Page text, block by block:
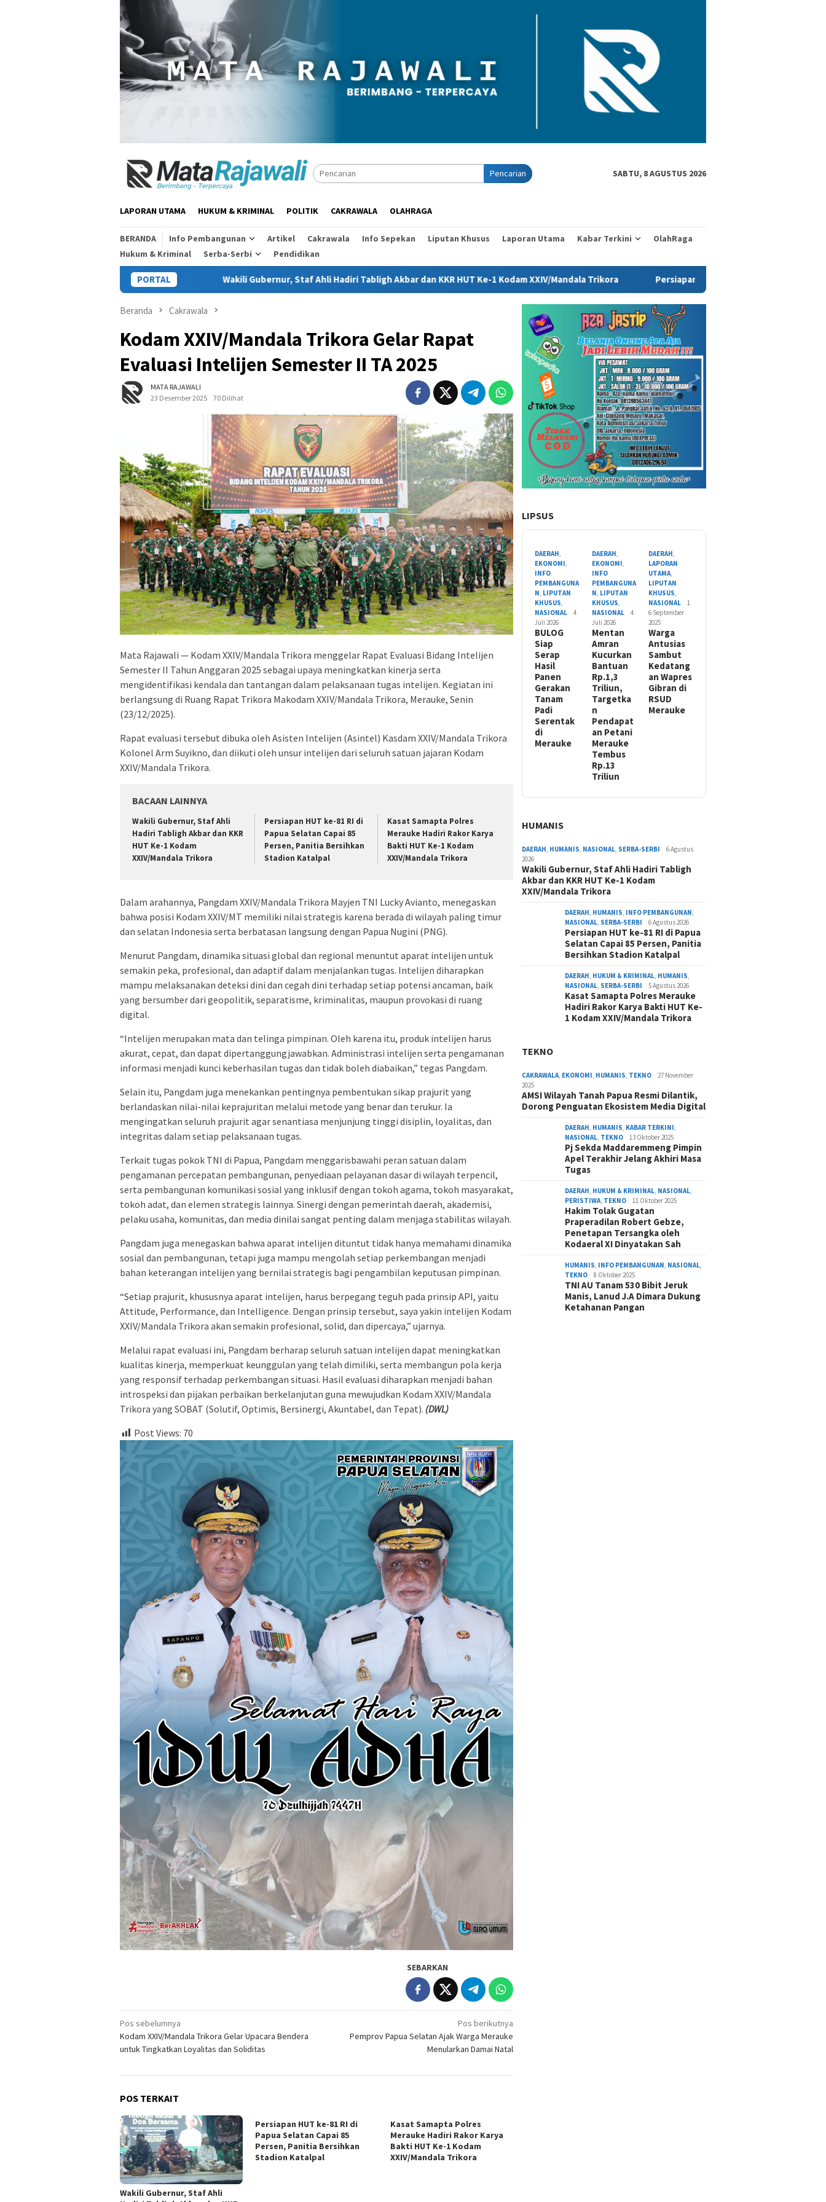
Pencarian SABTU, 8 AGUSTUS 2026
LAPORAN UTAMA HUKUM & KRIMINAL POLITIK CAKRAWALA OLAHRAGA
BERANDA Info Pembangunan Artikel Cakrawala Info Sepekan Liputan Khusus Laporan Utama Kabar Terkini
OlahRaga
Hukum & Kriminal
Serba-Serbi Pendidikan
PORTAL
Wakili Gubernur, Staf Ahli Hadiri Tabligh Akbar dan KKR HUT Ke-1 Kodam XXIV/Mandala Trikora Persiapan HUT ke-81 RI di Papua Selatan Capai 85 Persen,
Beranda Cakrawala
Kodam XXIV/Mandala Trikora Gelar Rapat
Evaluasi Intelijen Semester II TA 2025
MATA RAJAWALI
23 Desember 2025
70 Dilihat
Mata Rajawali — Kodam XXIV/Mandala Trikora menggelar Rapat Evaluasi Bidang Intelijen
Semester II Tahun Anggaran 2025 sebagai upaya meningkatkan kinerja serta
mengidentifikasi kendala dan tantangan dalam pelaksanaan tugas intelijen. Kegiatan ini
berlangsung di Ruang Rapat Trikora Makodam XXIV/Mandala Trikora, Merauke, Senin
(23/12/2025).
Rapat evaluasi tersebut dibuka oleh Asisten Intelijen (Asintel) Kasdam XXIV/Mandala Trikora
Kolonel Arm Suyikno, dan diikuti oleh unsur intelijen dari seluruh satuan jajaran Kodam
XXIV/Mandala Trikora.
BACAAN LAINNYA
Wakili Gubernur, Staf Ahli
Hadiri Tabligh Akbar dan KKR
HUT Ke-1 Kodam
XXIV/Mandala Trikora
Persiapan HUT ke-81 RI di
Papua Selatan Capai 85
Persen, Panitia Bersihkan
Stadion Katalpal
Kasat Samapta Polres
Merauke Hadiri Rakor Karya
Bakti HUT Ke-1 Kodam
XXIV/Mandala Trikora
Dalam arahannya, Pangdam XXIV/Mandala Trikora Mayjen TNI Lucky Avianto, menegaskan
bahwa posisi Kodam XXIV/MT memiliki nilai strategis karena berada di wilayah paling timur
dan selatan Indonesia serta berbatasan langsung dengan Papua Nugini (PNG).
Menurut Pangdam, dinamika situasi global dan regional menuntut aparat intelijen untuk
semakin peka, profesional, dan adaptif dalam menjalankan tugas. Intelijen diharapkan
mampu melaksanakan deteksi dini dan cegah dini terhadap setiap potensi ancaman, baik
yang bersumber dari geopolitik, separatisme, kriminalitas, maupun provokasi di ruang
digital.
“Intelijen merupakan mata dan telinga pimpinan. Oleh karena itu, produk intelijen harus
akurat, cepat, dan dapat dipertanggungjawabkan. Administrasi intelijen serta pengamanan
informasi menjadi kunci keberhasilan tugas dan tidak boleh diabaikan,” tegas Pangdam.
Selain itu, Pangdam juga menekankan pentingnya pembentukan sikap prajurit yang
berlandaskan nilai-nilai keprajuritan melalui metode yang benar dan terukur. Ia
mengingatkan seluruh prajurit agar senantiasa menjunjung tinggi disiplin, loyalitas, dan
integritas dalam setiap pelaksanaan tugas.
Terkait tugas pokok TNI di Papua, Pangdam menggarisbawahi peran satuan dalam
pengamanan percepatan pembangunan, penyediaan pelayanan dasar di wilayah terpencil,
serta pembangunan komunikasi sosial yang inklusif dengan tokoh agama, tokoh masyarakat,
tokoh adat, dan elemen strategis lainnya. Sinergi dengan pemerintah daerah, akademisi,
pelaku usaha, komunitas, dan media dinilai sangat penting dalam menjaga stabilitas wilayah.
Pangdam juga menegaskan bahwa aparat intelijen dituntut tidak hanya memahami dinamika
sosial dan pembangunan, tetapi juga mampu mengolah setiap perkembangan menjadi
bahan keterangan intelijen yang bernilai strategis bagi pengambilan keputusan pimpinan.
“Setiap prajurit, khususnya aparat intelijen, harus berpegang teguh pada prinsip API, yaitu
Attitude, Performance, dan Intelligence. Dengan prinsip tersebut, saya yakin intelijen Kodam
XXIV/Mandala Trikora akan semakin profesional, solid, dan dipercaya,” ujarnya.
Melalui rapat evaluasi ini, Pangdam berharap seluruh satuan intelijen dapat meningkatkan
kualitas kinerja, memperkuat keunggulan yang telah dimiliki, serta membangun pola kerja
yang responsif terhadap perkembangan situasi. Hasil evaluasi diharapkan menjadi bahan
introspeksi dan pijakan perbaikan berkelanjutan guna mewujudkan Kodam XXIV/Mandala
Trikora yang SOBAT (Solutif, Optimis, Bersinergi, Akuntabel, dan Tepat). (DWL)
Post Views: 70
SEBARKAN
Navigasi
pos
Pos sebelumnya
Kodam XXIV/Mandala Trikora Gelar Upacara Bendera
untuk Tingkatkan Loyalitas dan Soliditas
Pos berikutnya
Pemprov Papua Selatan Ajak Warga Merauke
Menularkan Damai Natal
POS TERKAIT
Wakili Gubernur, Staf Ahli
Persiapan HUT ke-81 RI di
Papua Selatan Capai 85
Persen, Panitia Bersihkan
Stadion Katalpal
Kasat Samapta Polres
Merauke Hadiri Rakor Karya
Bakti HUT Ke-1 Kodam
XXIV/Mandala Trikora
LIPSUS
DAERAH
EKONOMI
INFO
PEMBANGUNA
N LIPUTAN
KHUSUS
NASIONAL
4
Juli 2026
BULOG
Siap
Serap
Hasil
Panen
Gerakan
Tanam
Padi
Serentak
di
Merauke
DAERAH
EKONOMI
INFO
PEMBANGUNA
N LIPUTAN
KHUSUS
NASIONAL
4
Juli 2026
Mentan
Amran
Kucurkan
Bantuan
Rp.1,3
Triliun,
Targetka
n
Pendapat
an Petani
Merauke
Tembus
Rp.13
Triliun
DAERAH
LAPORAN
UTAMA
LIPUTAN
KHUSUS
NASIONAL
1
6 September
2025
Warga
Antusias
Sambut
Kedatang
an Wapres
Gibran di
RSUD
Merauke
HUMANIS
DAERAH HUMANIS NASIONAL SERBA-SERBI
6 Agustus
2026
Wakili Gubernur, Staf Ahli Hadiri Tabligh
Akbar dan KKR HUT Ke-1 Kodam
XXIV/Mandala Trikora
DAERAH HUMANIS INFO PEMBANGUNAN
NASIONAL SERBA-SERBI 6 Agustus 2026
Persiapan HUT ke-81 RI di Papua
Selatan Capai 85 Persen, Panitia
Bersihkan Stadion Katalpal
DAERAH HUKUM & KRIMINAL HUMANIS
NASIONAL SERBA-SERBI 5 Agustus 2026
Kasat Samapta Polres Merauke
Hadiri Rakor Karya Bakti HUT Ke-
1 Kodam XXIV/Mandala Trikora
TEKNO
CAKRAWALA EKONOMI HUMANIS TEKNO
27 November
2025
AMSI Wilayah Tanah Papua Resmi Dilantik,
Dorong Penguatan Ekosistem Media Digital
DAERAH HUMANIS KABAR TERKINI
NASIONAL TEKNO 13 Oktober 2025
Pj Sekda Maddaremmeng Pimpin
Apel Terakhir Jelang Akhiri Masa
Tugas
DAERAH HUKUM & KRIMINAL NASIONAL
PERISTIWA TEKNO 11 Oktober 2025
Hakim Tolak Gugatan
Praperadilan Robert Gebze,
Penetapan Tersangka oleh
Kodaeral XI Dinyatakan Sah
HUMANIS INFO PEMBANGUNAN NASIONAL
TEKNO
8 Oktober 2025
TNI AU Tanam 530 Bibit Jeruk
Manis, Lanud J.A Dimara Dukung
Ketahanan Pangan